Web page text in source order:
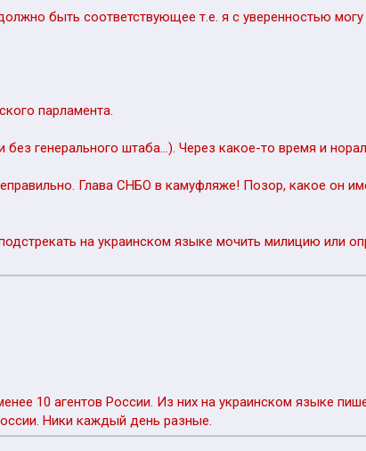
быть соответствующее т.е. я с уверенностью могу
парламента.
генерального штаба…). Через какое-то время и
Глава СНБО в камуфляже! Позор, какое он
на украинском языке мочить милицию или
10 агентов России. Из них на украинском языке
Ники каждый день разные.